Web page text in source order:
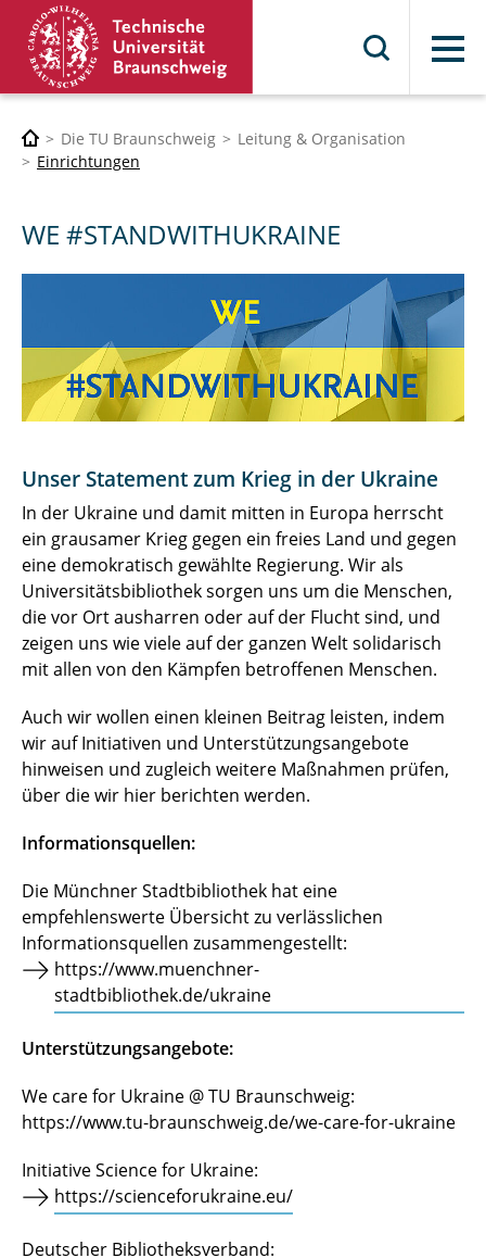
Menü
Die TU Braunschweig
Leitung & Organisation
Einrichtungen
WE #STANDWITHUKRAINE
Unser Statement zum Krieg in der Ukraine
In der Ukraine und damit mitten in Europa herrscht
ein grausamer Krieg gegen ein freies Land und gegen
eine demokratisch gewählte Regierung. Wir als
Universitätsbibliothek sorgen uns um die Menschen,
die vor Ort ausharren oder auf der Flucht sind, und
zeigen uns wie viele auf der ganzen Welt solidarisch
mit allen von den Kämpfen betroffenen Menschen.
Auch wir wollen einen kleinen Beitrag leisten, indem
wir auf Initiativen und Unterstützungsangebote
hinweisen und zugleich weitere Maßnahmen prüfen,
über die wir hier berichten werden.
Informationsquellen:
Die Münchner Stadtbibliothek hat eine
empfehlenswerte Übersicht zu verlässlichen
Informationsquellen zusammengestellt:
https://www.muenchner-
stadtbibliothek.de/ukraine
Unterstützungsangebote:
We care for Ukraine @ TU Braunschweig:
https://www.tu-braunschweig.de/we-care-for-ukraine
Initiative Science for Ukraine:
https://scienceforukraine.eu/
Deutscher Bibliotheksverband: